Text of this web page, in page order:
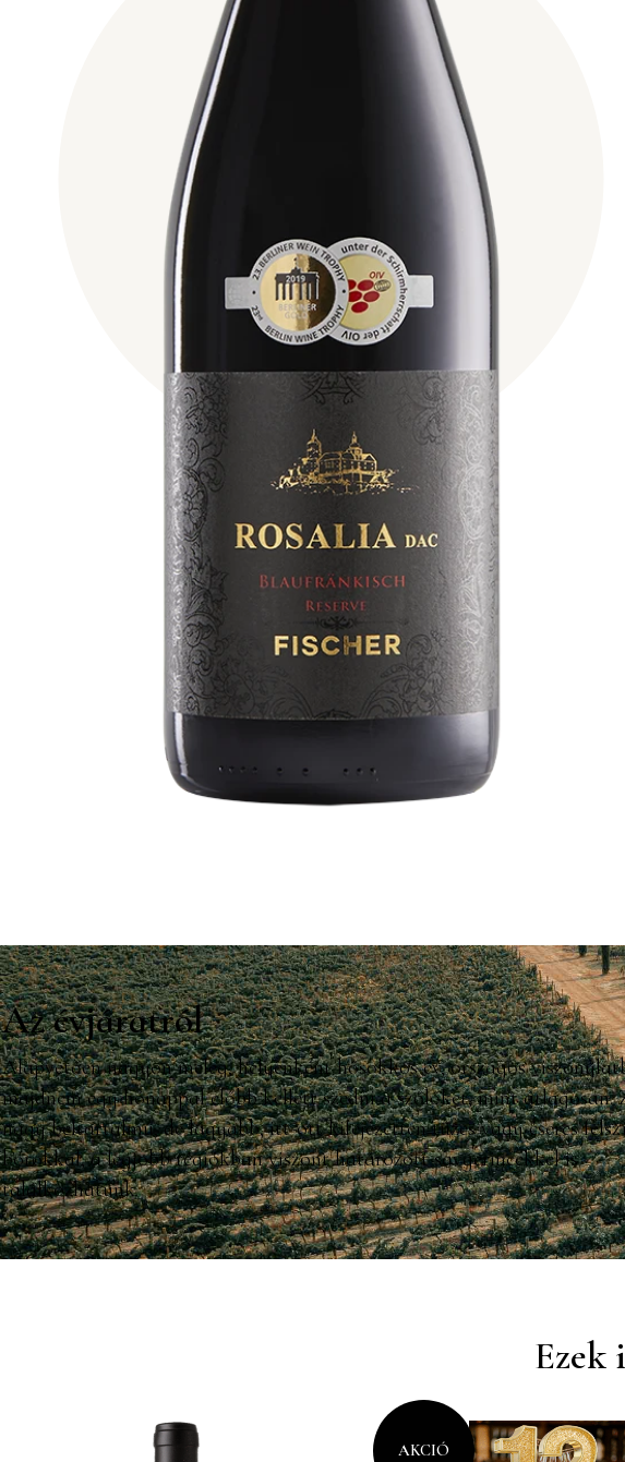
Az évjáratról
Alapvetően nagyon meleg, helyenként hősokkos év, országos
majdnem egy hónappal előbb kellett szedni a szőlőket, mint átlagosan.
nagy beltartalmú, de lágyabb, itt-ott kifejezetten tüzes vagy cseres
borokkal, a legjobb régiókban viszont határozott savgerincekkel is
találkozhatunk.
Ezek
AKCIÓ